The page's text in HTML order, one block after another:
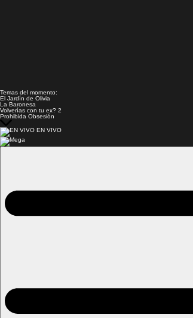
Temas del momento:
El Jardín de Olivia
La Baronesa
Volverías con tu ex? 2
Prohibida Obsesión
EN VIVO